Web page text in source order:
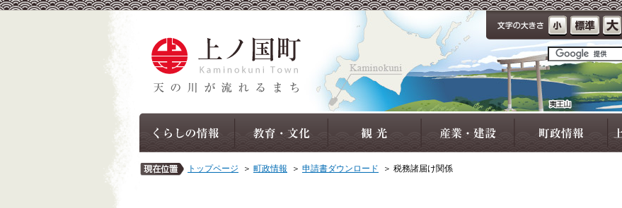
トップページ ＞ 町政情報 ＞ 申請書ダウンロード ＞ 税務諸届け関係